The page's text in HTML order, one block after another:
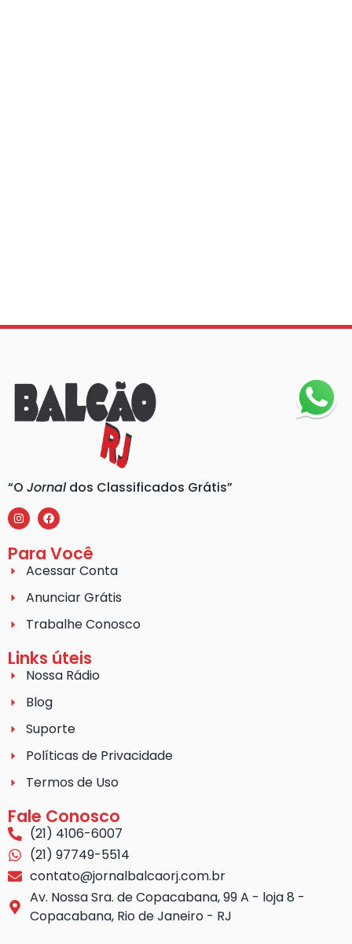
“O Jornaldos Classificados Grátis”
Para Você
Acessar Conta
Anunciar Grátis
Trabalhe Conosco
Links úteis
Nossa Rádio
Blog
Suporte
Políticas de Privacidade
Termos de Uso
Fale Conosco
(21) 4106-6007
(21) 97749-5514
contato@jornalbalcaorj.com.br
Av. Nossa Sra. de Copacabana, 99 A - loja 8 -
Copacabana, Rio de Janeiro - RJ